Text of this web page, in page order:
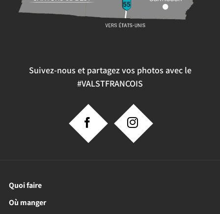
Suivez-nous et partagez vos photos avec le
#VALSTFRANCOIS
Quoi faire
Où manger